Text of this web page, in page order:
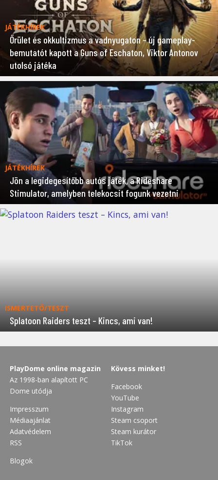
JÁTÉKHÍREK
Őrület és okkultizmus a vadnyugaton – új gameplay-
bemutatót kapott a Guns of Eschaton, Viktor Antonov
utolsó játéka
JÁTÉKHÍREK
Jön a legidegesítőbb autós játék, a Rideshare
Stimulator, amelyben telekocsit fogunk vezetni
ISMERTETŐ/TESZT
Splatoon Raiders teszt – Kincs, ami van!
PlayDome online magazin
Az 1998-ban alapított PC
Dome utódja
Impresszum
Médiaajánlat
Adatvédelem
RSS
Blogok
Kövess minket!
Facebook
YouTube
Instagram
Steam csoport
Steam kurátor
TikTok